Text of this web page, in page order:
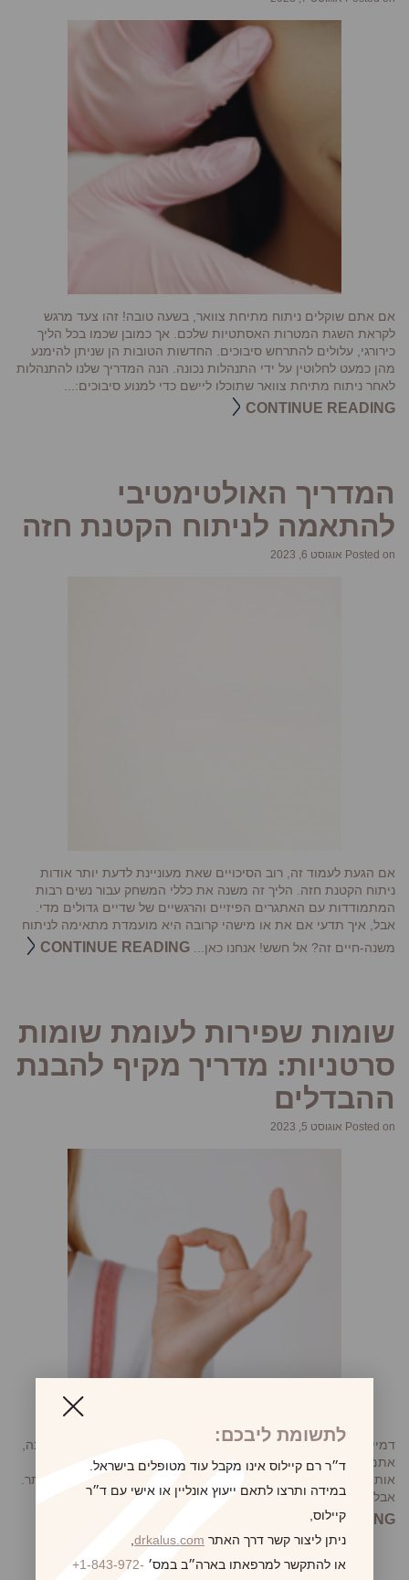
אם אתם שוקלים ניתוח מתיחת צוואר, בשעה טובה! זהו צעד מרגש
לקראת השגת המטרות האסתטיות שלכם. אך כמובן שכמו בכל הליך
כירורגי, עלולים להתרחש סיבוכים. החדשות הטובות הן שניתן להימנע
מהן כמעט לחלוטין על ידי התנהלות נכונה. הנה המדריך שלנו להתנהלות
לאחר ניתוח מתיחת צוואר שתוכלו ליישם כדי למנוע סיבוכים:...
CONTINUE READING
המדריך האולטימטיבי
להתאמה לניתוח הקטנת חזה
Posted on אוגוסט 6, 2023
אם הגעת לעמוד זה, רוב הסיכויים שאת מעוניינת לדעת יותר אודות
ניתוח הקטנת חזה. הליך זה משנה את כללי המשחק עבור נשים רבות
המתמודדות עם האתגרים הפיזיים והרגשיים של שדיים גדולים מדי.
אבל, איך תדעי אם את או מישהי קרובה היא מועמדת מתאימה לניתוח
משנה-חיים זה? אל חשש! אנחנו כאן... CONTINUE READING
שומות שפירות לעומת שומות
סרטניות: מדריך מקיף להבנת
ההבדלים
Posted on אוגוסט 5, 2023
דמיינו את עצמכם ביום בילוי בחוף הים, כאשר בזמן מריחת קרם הגנה,
אתם מבחינים בשומה על העור שלא ראיתם קודם. כולנו היינו שם –
אותו רגע של סקרנות ותהייה אם זו רק שומה רגילה או משהו רציני יותר.
אבל אל חשש! אנחנו כאן כדי לעזור לכם להבין את ההבדל בין...
CONTINUE READING
לתשומת ליבכם:
ד״ר רם קיילוס אינו מקבל עוד מטופלים בישראל.
במידה ותרצו לתאם ייעוץ אונליין או אישי עם ד״ר
קיילוס,
ניתן ליצור קשר דרך האתר drkalus.com
או להתקשר למרפאתו בארה״ב במס׳ +1-843-972-